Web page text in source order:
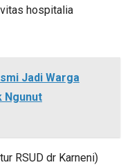
hospitalia
Jadi Warga
Ngunut
RSUD dr Karneni)